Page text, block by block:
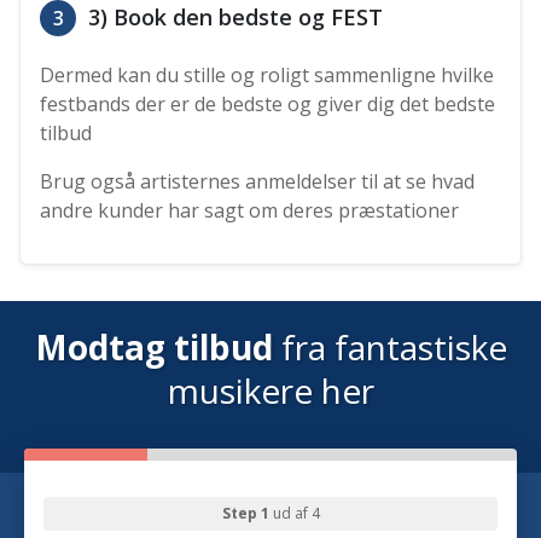
3 3) Book den bedste og FEST
Dermed kan du stille og roligt sammenligne hvilke
festbands der er de bedste og giver dig det bedste
tilbud
Brug også artisternes anmeldelser til at se hvad
andre kunder har sagt om deres præstationer
Modtag tilbud fra fantastiske
musikere her
Step 1 ud af 4